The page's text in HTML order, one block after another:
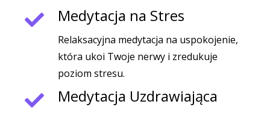
Medytacja na Stres
Relaksacyjna medytacja na uspokojenie,
która ukoi Twoje nerwy i zredukuje
poziom stresu.
Medytacja Uzdrawiająca